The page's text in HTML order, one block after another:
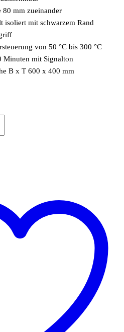
80 mm zueinander
isoliert mit schwarzem Rand
von 50 °C bis 300 °C
Minuten mit Signalton
B x T 600 x 400 mm